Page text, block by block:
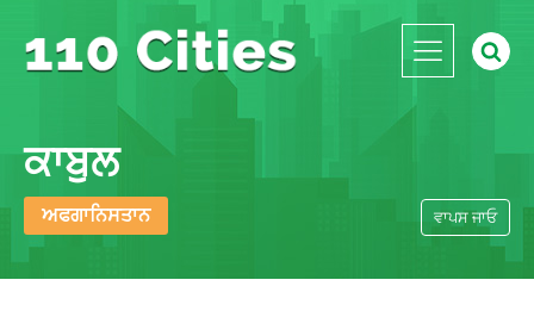
ਕਾਬੁਲ
ਅਫਗਾਨਿਸਤਾਨ ਵਾਪਸ ਜਾਓ